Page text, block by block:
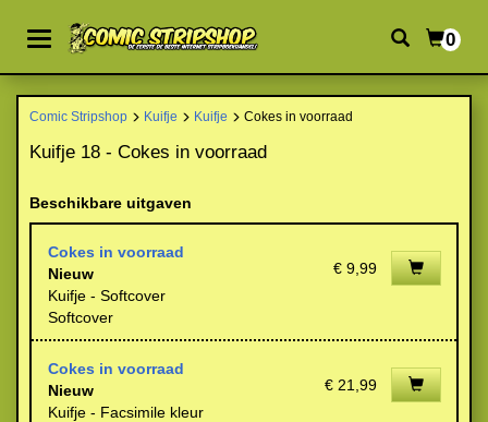
0
Comic Stripshop Kuifje Kuifje Cokes in voorraad
Kuifje 18 - Cokes in voorraad
Beschikbare uitgaven
Cokes in voorraad
Nieuw
Kuifje - Softcover
Softcover
€ 9,99
Cokes in voorraad
Nieuw
Kuifje - Facsimile kleur
€ 21,99